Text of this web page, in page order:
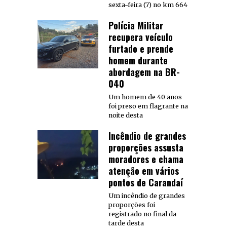
sexta-feira (7) no km 664
Polícia Militar
recupera veículo
furtado e prende
homem durante
abordagem na BR-
040
Um homem de 40 anos
foi preso em flagrante na
noite desta
Incêndio de grandes
proporções assusta
moradores e chama
atenção em vários
pontos de Carandaí
Um incêndio de grandes
proporções foi
registrado no final da
tarde desta